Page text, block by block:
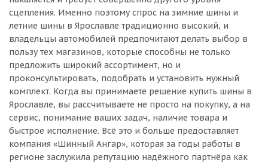
сцепления. Именно поэтому спрос на зимние шины и
летние шины в Ярославле традиционно высокий, и
владельцы автомобилей предпочитают делать выбор в
пользу тех магазинов, которые способны не только
предложить широкий ассортимент, но и
проконсультировать, подобрать и установить нужный
комплект. Когда вы принимаете решение купить шины в
Ярославле, вы рассчитываете не просто на покупку, а на
сервис, понимание ваших задач, наличие товара и
быстрое исполнение. Всё это и больше предоставляет
компания «Шинный Ангар», которая за годы работы в
регионе заслужила репутацию надёжного партнёра как